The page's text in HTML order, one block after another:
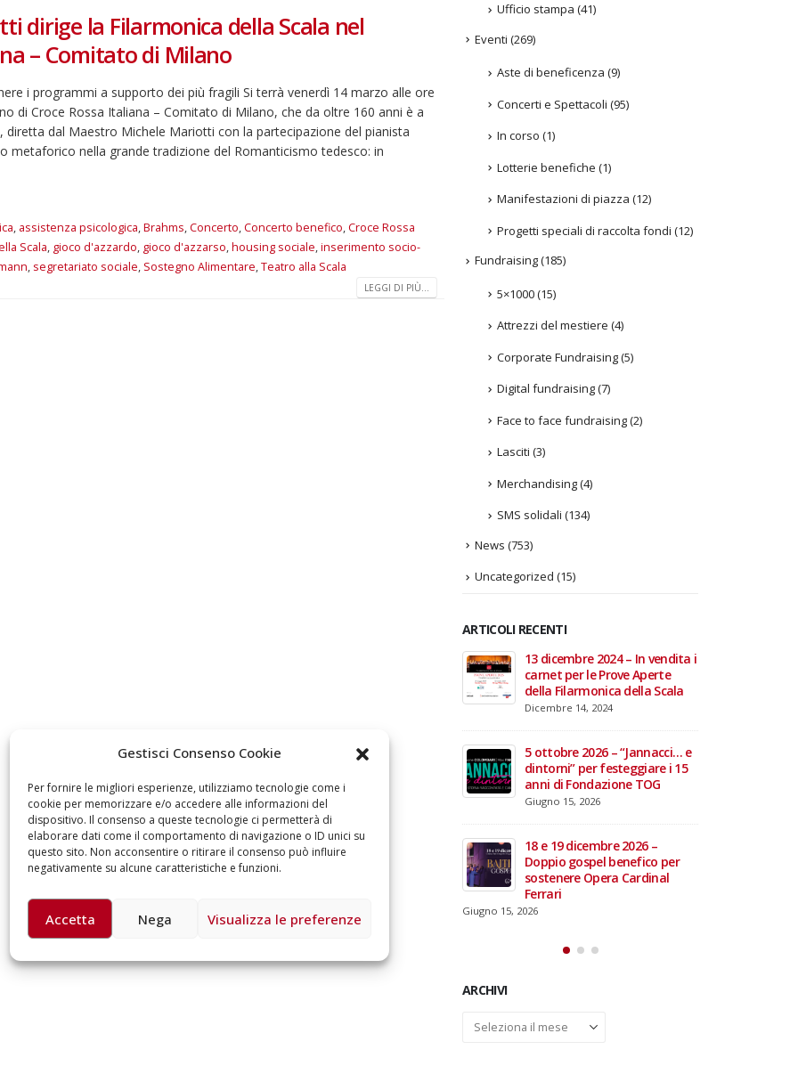
Gestisci Consenso Cookie
Per fornire le migliori esperienze, utilizziamo tecnologie come i
cookie per memorizzare e/o accedere alle informazioni del
dispositivo. Il consenso a queste tecnologie ci permetterà di
elaborare dati come il comportamento di navigazione o ID unici su
questo sito. Non acconsentire o ritirare il consenso può influire
negativamente su alcune caratteristiche e funzioni.
Accetta Nega Visualizza le preferenze
dirige la Filarmonica della Scala nel
– Comitato di Milano
i programmi a supporto dei più fragili Si terrà venerdì 14 marzo alle ore
di Croce Rossa Italiana – Comitato di Milano, che da oltre 160 anni è a
dal Maestro Michele Mariotti con la partecipazione del pianista
metaforico nella grande tradizione del Romanticismo tedesco: in
, assistenza psicologica,Brahms,Concerto,Concerto benefico,Croce Rossa
Scala, gioco d'azzardo, gioco d'azzarso,housing sociale,inserimento socio-
, segretariato sociale, Sostegno Alimentare,Teatro alla Scala
LEGGI DI PIÙ...
Ufficio stampa (41)
Eventi (269)
Aste di beneficenza (9)
Concerti e Spettacoli (95)
In corso (1)
Lotterie benefiche (1)
Manifestazioni di piazza (12)
Progetti speciali di raccolta fondi (12)
Fundraising(185)
5×1000(15)
Attrezzi del mestiere (4)
Corporate Fundraising(5)
Digital fundraising(7)
Face to face fundraising(2)
Lasciti (3)
Merchandising(4)
SMS solidali (134)
News (753)
Uncategorized (15)
ARTICOLI RECENTI
17, 2026
5 ottobre 2026 – “Jannacci… e
anni di Fondazione TOG
Giugno 15, 2026
18 e 19 dicembre 2026 –
Doppio gospel benefico per
22 giugno 2026 – Terrazze del
Duomo: apertura serale
straordinaria per Fondazione
Cieli Azzurri
3 giugno 2026 – Al Teatro
Fraschini di Pavia il concerto
inaugurale di UniON –
Maggio 13, 2026
Un evento di Natale per
Aragorn